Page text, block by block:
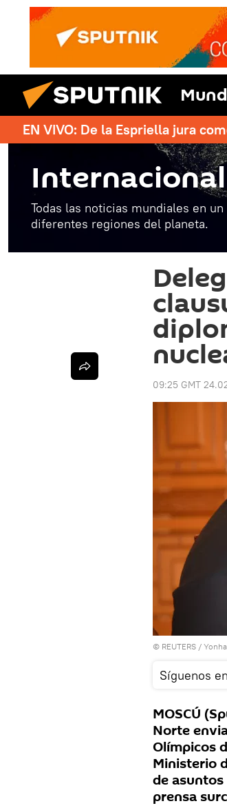
EN VIVO: De la Espriella jura
Internacional
Todas las noticias mundiales en
diferentes regiones del planeta.
09:25 GMT
© REUTERS /
Síguenos en
MOSCÚ
Norte
Olímpicos
Ministerio
de asuntos
prensa